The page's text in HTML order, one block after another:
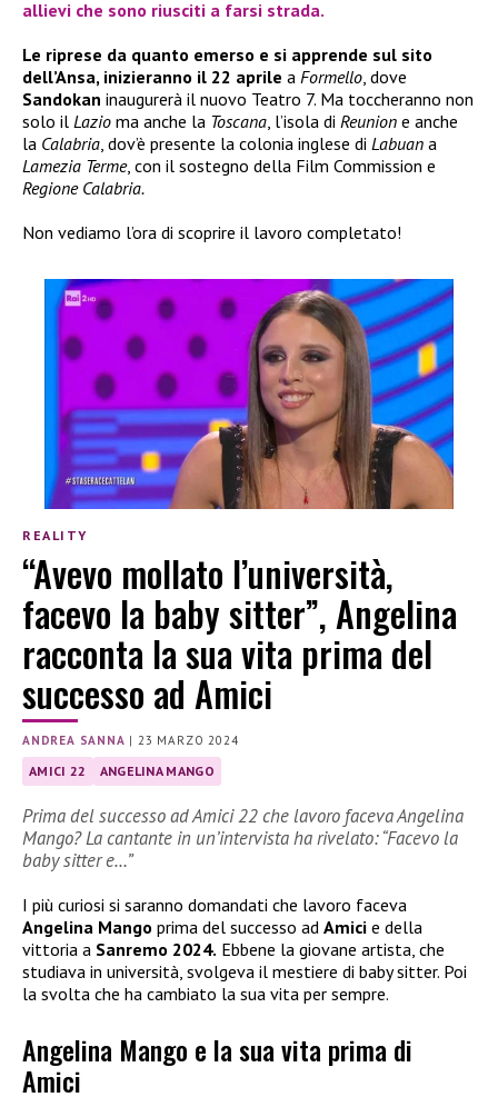
allievi che sono riusciti a farsi strada.
Le riprese da quanto emerso e si apprende sul sito
dell’Ansa, inizieranno il 22 aprile a Formello , dove
Sandokan inaugurerà il nuovo Teatro 7. Ma toccheranno non
solo il Lazio ma anche la Toscana , l’isola di Reunion e anche
la Calabria , dov’è presente la colonia inglese di Labuan a
Lamezia Terme, con il sostegno della Film Commission e
Regione Calabria.
Non vediamo l’ora di scoprire il lavoro completato!
REALITY
“Avevo mollato l’università,
facevo la baby sitter”, Angelina
racconta la sua vita prima del
successo ad Amici
ANDREA SANNA |23 MARZO 2024
AMICI 22 ANGELINA MANGO
Prima del successo ad Amici 22 che lavoro faceva Angelina
Mango? La cantante in un’intervista ha rivelato: “Facevo la
baby sitter e…”
I più curiosi si saranno domandati che lavoro faceva
Angelina Mango prima del successo ad Amici e della
vittoria a Sanremo 2024. Ebbene la giovane artista, che
studiava in università, svolgeva il mestiere di baby sitter. Poi
la svolta che ha cambiato la sua vita per sempre.
Angelina Mango e la sua vita prima di
Amici